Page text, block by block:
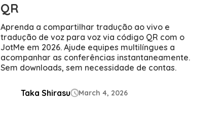
QR
Aprenda a compartilhar tradução ao vivo e
tradução de voz para voz via código QR com o
JotMe em 2026. Ajude equipes multilíngues a
acompanhar as conferências instantaneamente.
Sem downloads, sem necessidade de contas.
Taka ShirasuMarch 4, 2026